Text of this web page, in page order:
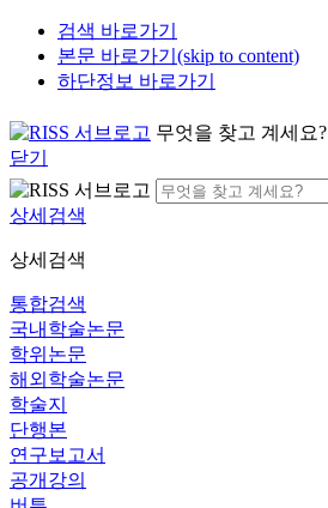
검색 바로가기
본문 바로가기(skip to content)
하단정보 바로가기
무엇을 찾고 계세요?
닫기
상세검색
상세검색
통합검색
국내학술논문
학위논문
해외학술논문
학술지
단행본
연구보고서
공개강의